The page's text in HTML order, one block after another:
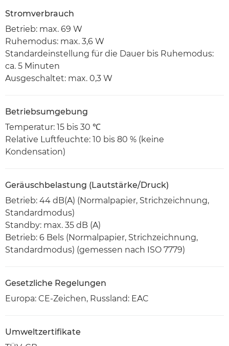
Stromverbrauch
Betrieb: max. 69 W
Ruhemodus: max. 3,6 W
Standardeinstellung für die Dauer bis Ruhemodus:
ca. 5 Minuten
Ausgeschaltet: max. 0,3 W
Betriebsumgebung
Temperatur: 15 bis 30 ℃
Relative Luftfeuchte: 10 bis 80 % (keine
Kondensation)
Geräuschbelastung (Lautstärke/Druck)
Betrieb: 44 dB(A) (Normalpapier, Strichzeichnung,
Standardmodus)
Standby: max. 35 dB (A)
Betrieb: 6 Bels (Normalpapier, Strichzeichnung,
Standardmodus) (gemessen nach ISO 7779)
Gesetzliche Regelungen
Europa: CE-Zeichen, Russland: EAC
Umweltzertifikate